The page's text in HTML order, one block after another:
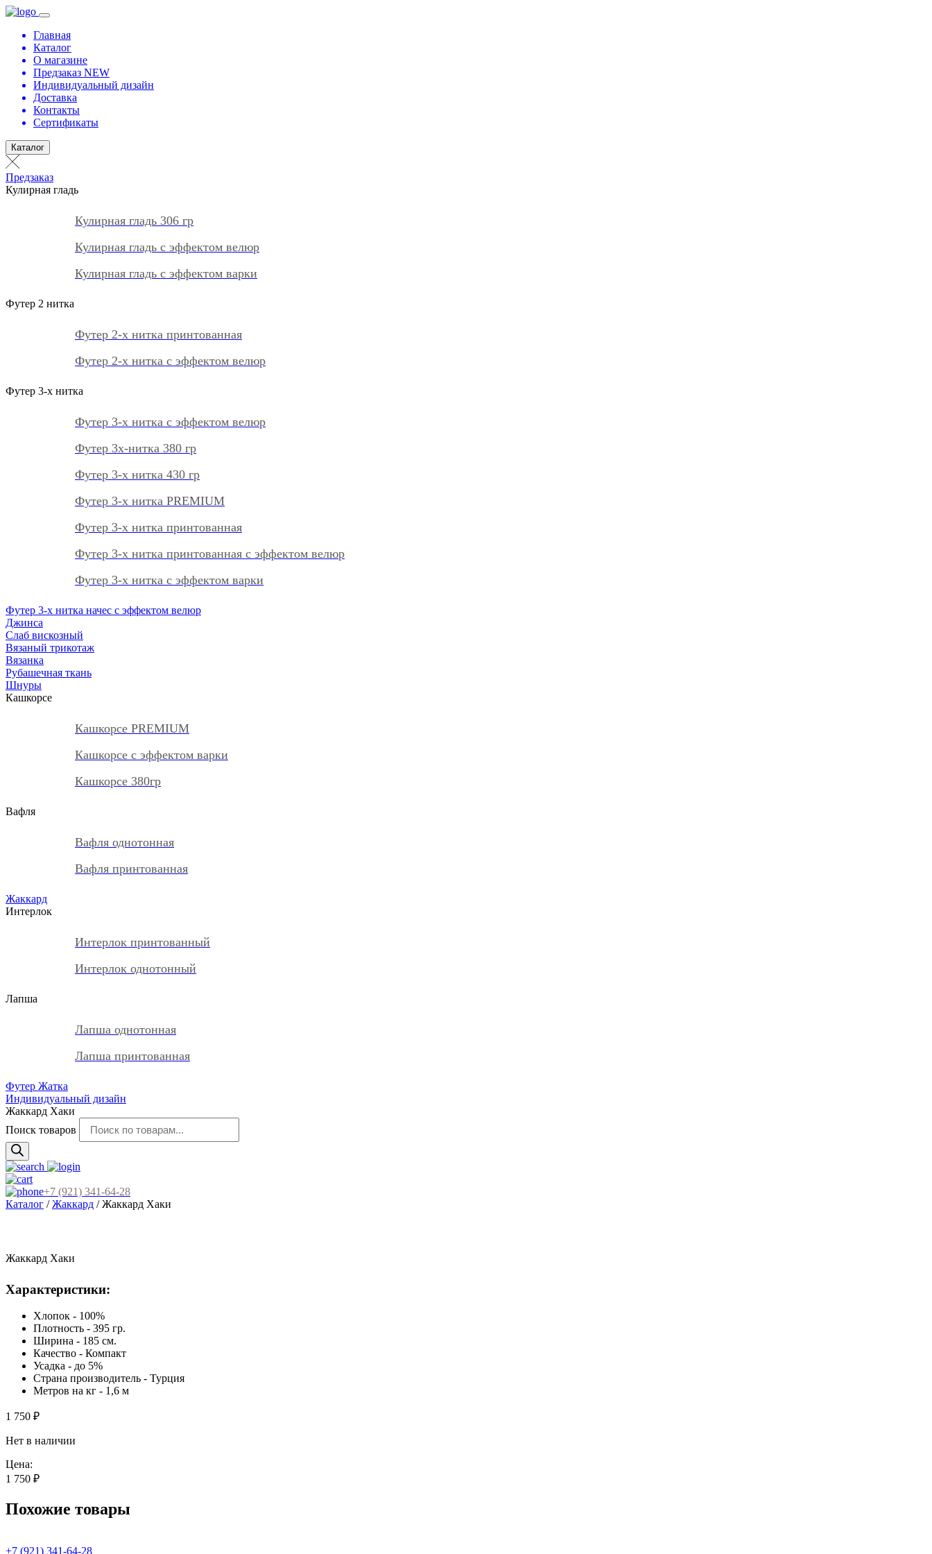
Главная
Каталог
О магазине
Предзаказ NEW
Индивидуальный дизайн
Доставка
Контакты
Сертификаты
Каталог
Предзаказ
Кулирная гладь
Кулирная гладь 306 гр
Кулирная гладь с эффектом велюр
Кулирная гладь с эффектом варки
Футер 2 нитка
Футер 2-х нитка принтованная
Футер 2-х нитка с эффектом велюр
Футер 3-х нитка
Футер 3-х нитка с эффектом велюр
Футер 3х-нитка 380 гр
Футер 3-х нитка 430 гр
Футер 3-х нитка PREMIUM
Футер 3-х нитка принтованная
Футер 3-х нитка принтованная с эффектом велюр
Футер 3-х нитка с эффектом варки
Футер 3-х нитка начес с эффектом велюр
Джинса
Слаб вискозный
Вязаный трикотаж
Вязанка
Рубашечная ткань
Шнуры
Кашкорсе
Кашкорсе PREMIUM
Кашкорсе с эффектом варки
Кашкорсе 380гр
Вафля
Вафля однотонная
Вафля принтованная
Жаккард
Интерлок
Интерлок принтованный
Интерлок однотонный
Лапша
Лапша однотонная
Лапша принтованная
Футер Жатка
Индивидуальный дизайн
Жаккард Хаки
Поиск товаров
+7 (921) 341-64-28
Каталог /Жаккард / Жаккард Хаки
Жаккард Хаки
Характеристики:
Хлопок - 100%
Плотность - 395 гр.
Ширина - 185 см.
Качество - Компакт
Усадка - до 5%
Cтрана производитель - Турция
Метров на кг - 1,6 м
1 750 ₽
Нет в наличии
Цена:
1 750 ₽
Похожие товары
+7 (921) 341-64-28